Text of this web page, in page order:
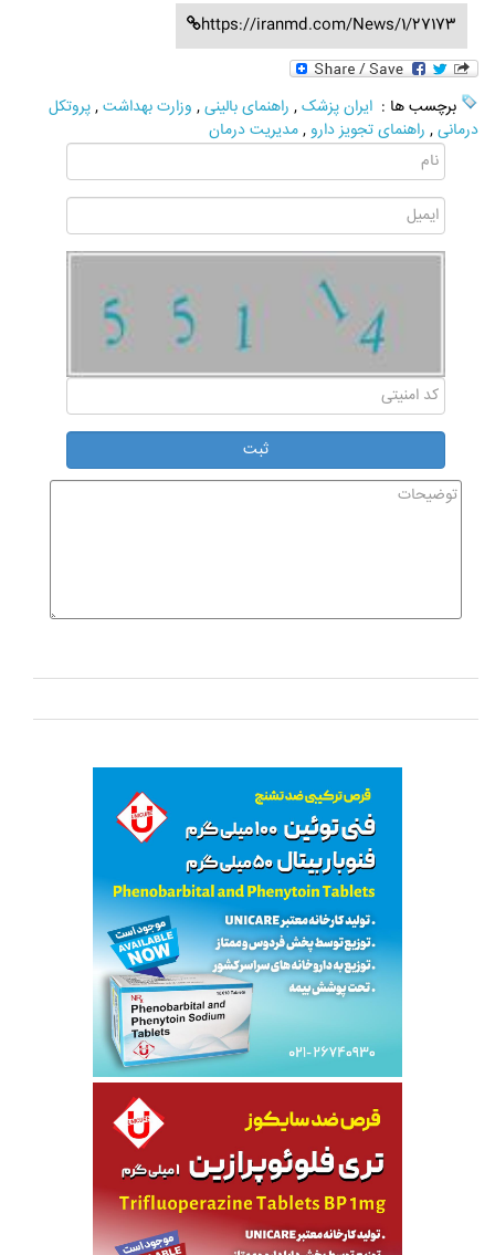
https://iranmd.com/News/1/27173
برچسب ها : ایران پزشک, راهنمای بالینی, وزارت بهداشت,پروتکل
درمانی, راهنمای تجویز دارو ,مدیریت درمان